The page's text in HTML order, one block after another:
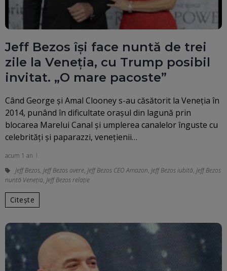
Jeff Bezos își face nuntă de trei
zile la Veneția, cu Trump posibil
invitat. „O mare pacoste”
Când George şi Amal Clooney s-au căsătorit la Veneţia în
2014, punând în dificultate oraşul din lagună prin
blocarea Marelui Canal şi umplerea canalelor înguste cu
celebrităţi şi paparazzi, veneţienii…
acum 1 an
Jeff Bezos, Jeff Bezos avere, Jeff Bezos CEO Amazon, Jeff Bezos iubită, Jeff Bezos
nuntă Veneţia, Jeff Bezos relație
Citește